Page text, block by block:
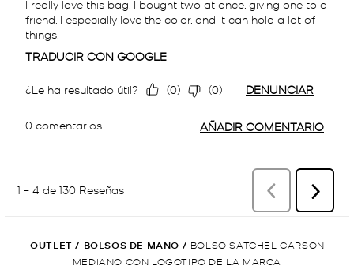
OUTLET / BOLSOS DE MANO / BOLSO SATCHEL CARSON
MEDIANO CON LOGOTIPO DE LA MARCA